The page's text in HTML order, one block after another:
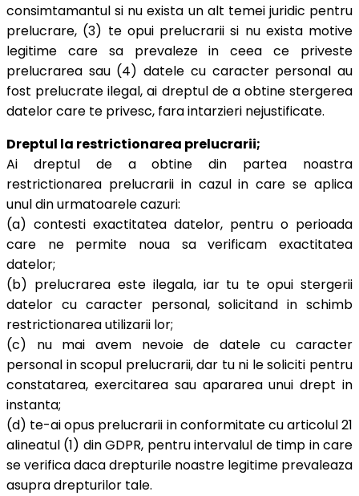
consimtamantul si nu exista un alt temei juridic pentru
prelucrare, (3) te opui prelucrarii si nu exista motive
legitime care sa prevaleze in ceea ce priveste
prelucrarea sau (4) datele cu caracter personal au
fost prelucrate ilegal, ai dreptul de a obtine stergerea
datelor care te privesc, fara intarzieri nejustificate.
Dreptul la restrictionarea prelucrarii;
Ai dreptul de a obtine din partea noastra
restrictionarea prelucrarii in cazul in care se aplica
unul din urmatoarele cazuri:
(a) contesti exactitatea datelor, pentru o perioada
care ne permite noua sa verificam exactitatea
datelor;
(b) prelucrarea este ilegala, iar tu te opui stergerii
datelor cu caracter personal, solicitand in schimb
restrictionarea utilizarii lor;
(c) nu mai avem nevoie de datele cu caracter
personal in scopul prelucrarii, dar tu ni le soliciti pentru
constatarea, exercitarea sau apararea unui drept in
instanta;
(d) te-ai opus prelucrarii in conformitate cu articolul 21
alineatul (1) din GDPR, pentru intervalul de timp in care
se verifica daca drepturile noastre legitime prevaleaza
asupra drepturilor tale.